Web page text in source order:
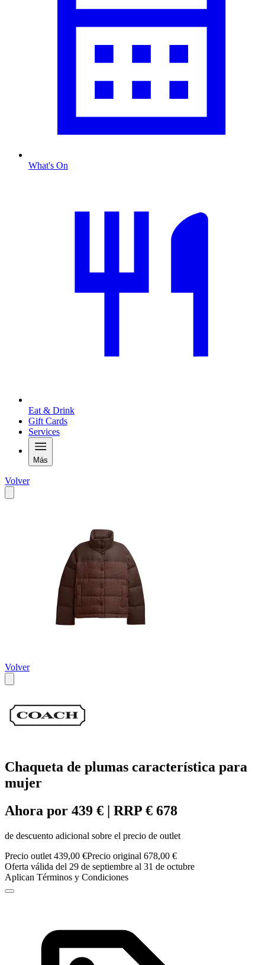
What's On
Eat & Drink
Gift Cards
Services
Más
Volver
Volver
Chaqueta de plumas característica para
mujer
Ahora por 439 € | RRP € 678
de descuento adicional sobre el precio de outlet
Precio outlet 439,00 €Precio original 678,00 €
Oferta válida del 29 de septiembre al 31 de octubre
Aplican Términos y Condiciones